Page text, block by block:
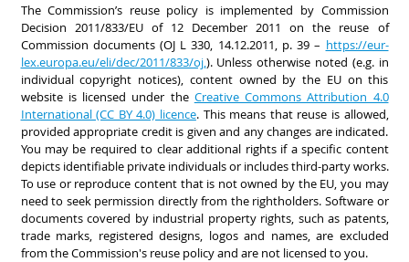
The Commission’s reuse policy is implemented by Commission
Decision 2011/833/EU of 12 December 2011 on the reuse of
Commission documents (OJ L 330, 14.12.2011, p. 39 – https://eur-
lex.europa.eu/eli/dec/2011/833/oj,). Unless otherwise noted (e.g. in
individual copyright notices), content owned by the EU on this
website is licensed under the Creative Commons Attribution 4.0
International (CC BY 4.0) licence. This means that reuse is allowed,
provided appropriate credit is given and any changes are indicated.
You may be required to clear additional rights if a specific content
depicts identifiable private individuals or includes third-party works.
To use or reproduce content that is not owned by the EU, you may
need to seek permission directly from the rightholders. Software or
documents covered by industrial property rights, such as patents,
trade marks, registered designs, logos and names, are excluded
from the Commission's reuse policy and are not licensed to you.